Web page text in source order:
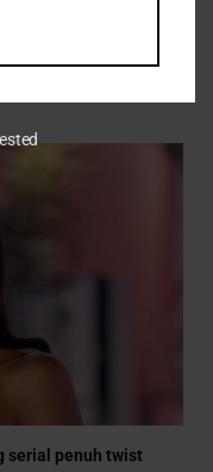
serial penuh twist